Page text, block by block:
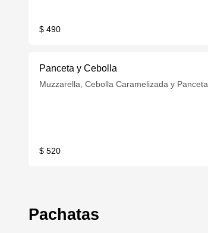
$ 490
Panceta y Cebolla
Muzzarella, Cebolla Caramelizada y Panceta
$ 520
Pachatas